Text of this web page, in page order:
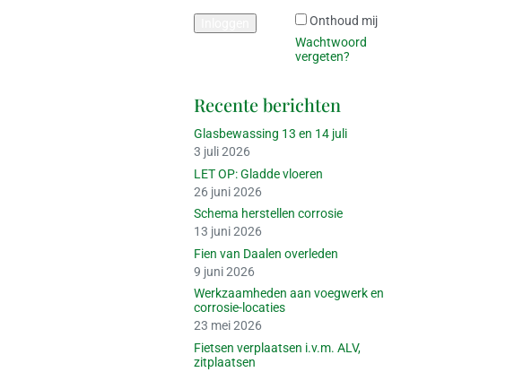
Onthoud mij
Wachtwoord
vergeten?
Recente berichten
Glasbewassing 13 en 14 juli
3 juli 2026
LET OP: Gladde vloeren
26 juni 2026
Schema herstellen corrosie
13 juni 2026
Fien van Daalen overleden
9 juni 2026
Werkzaamheden aan voegwerk en
corrosie-locaties
23 mei 2026
Fietsen verplaatsen i.v.m. ALV,
zitplaatsen